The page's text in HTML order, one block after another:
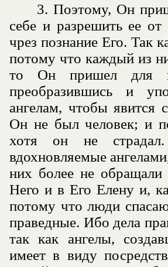
3. Поэтому, Он
себе и разрешить ее
чрез познание Его. Так
потому что каждый из
то Он пришел для
преобразившись и
ангелам, чтобы явится
Он не был человек; и
хотя он не
вдохновляемые
них более не
Него и в Его Елену и,
потому что люди
праведные. Ибо дела
так как ангелы,
имеет в виду